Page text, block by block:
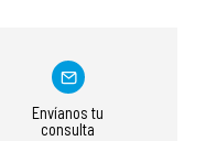
Envíanos tu
consulta